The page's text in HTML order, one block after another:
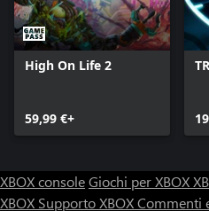
High On Life 2
59,99 €+
XBOX consoleGiochi per XBOX
XBOX Supporto XBOXCommenti